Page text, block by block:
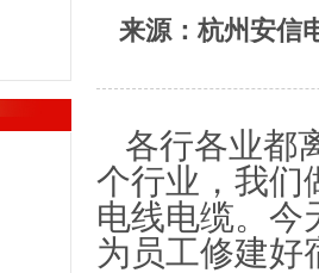
来源：杭州安信
各行各业都
个行业，我们
电线电缆。今
为员工修建好